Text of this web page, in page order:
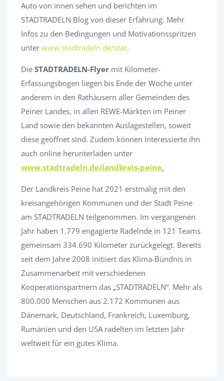
Auto von innen sehen und berichten im
STADTRADELN Blog von dieser Erfahrung. Mehr
Infos zu den Bedingungen und Motivationsspritzen
unter www.stadtradeln.de/star.
Die STADTRADELN-Flyer mit Kilometer-
Erfassungsbogen liegen bis Ende der Woche unter
anderem in den Rathäusern aller Gemeinden des
Peiner Landes, in allen REWE-Märkten im Peiner
Land sowie den bekannten Auslagestellen, soweit
diese geöffnet sind. Zudem können Interessierte ihn
auch online herunterladen unter
www.stadtradeln.de/landkreis-peine.
Der Landkreis Peine hat 2021 erstmalig mit den
kreisangehörigen Kommunen und der Stadt Peine
am STADTRADELN teilgenommen. Im vergangenen
Jahr haben 1.779 engagierte Radelnde in 121 Teams
gemeinsam 334.690 Kilometer zurückgelegt. Bereits
seit dem Jahre 2008 initiiert das Klima-Bündnis in
Zusammenarbeit mit verschiedenen
Kooperationspartnern das „STADTRADELN“. Mehr als
800.000 Menschen aus 2.172 Kommunen aus
Dänemark, Deutschland, Frankreich, Luxemburg,
Rumänien und den USA radelten im letzten Jahr
weltweit für ein gutes Klima.